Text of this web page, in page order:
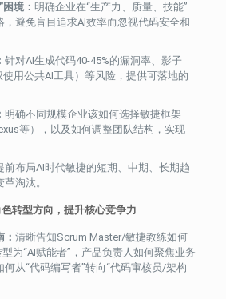
境： 明确企业在“生产力、质量、技能”
，避免盲目追求AI效率而忽视代码安全和
针对AI生成代码40-45%的漏洞率、影子
用公共AI工具）等风险，提供可落地的
明确不同规模企业该如何选择敏捷框架
等），以及如何调整团队结构，实现
前布局AI时代敏捷的短期、中期、长期趋
淘汰。
色转型方向，提升核心竞争力
清晰告知Scrum Master/敏捷教练如何
型为“AI赋能者”，产品负责人如何聚焦业务
从“代码编写者”转向“代码审核员/架构